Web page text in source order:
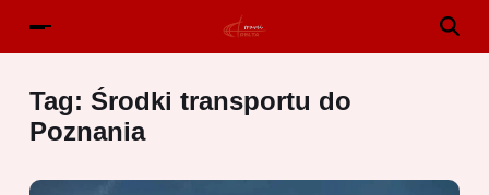
Tag: Środki transportu do
Poznania